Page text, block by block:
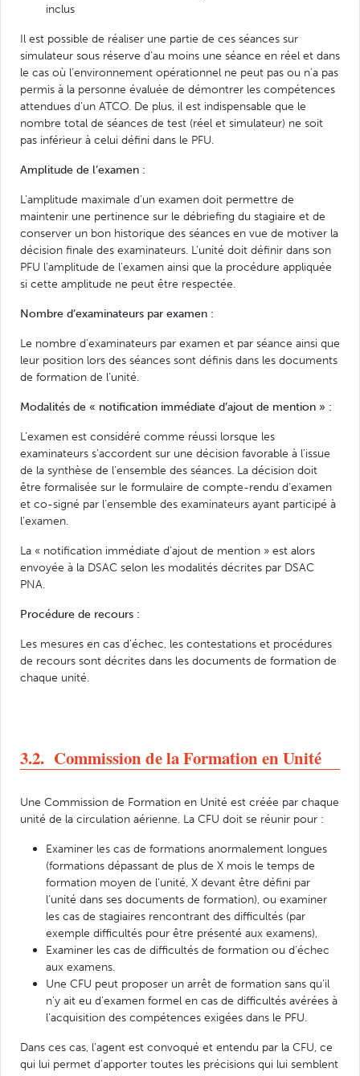
inclus
Il est possible de réaliser une partie de ces séances sur
simulateur sous réserve d’au moins une séance en réel et dans
le cas où l’environnement opérationnel ne peut pas ou n’a pas
permis à la personne évaluée de démontrer les compétences
attendues d’un ATCO. De plus, il est indispensable que le
nombre total de séances de test (réel et simulateur) ne soit
pas inférieur à celui défini dans le PFU.
Amplitude de l’examen :
L’amplitude maximale d’un examen doit permettre de
maintenir une pertinence sur le débriefing du stagiaire et de
conserver un bon historique des séances en vue de motiver la
décision finale des examinateurs. L’unité doit définir dans son
PFU l’amplitude de l’examen ainsi que la procédure appliquée
si cette amplitude ne peut être respectée.
Nombre d’examinateurs par examen :
Le nombre d’examinateurs par examen et par séance ainsi que
leur position lors des séances sont définis dans les documents
de formation de l’unité.
Modalités de « notification immédiate d’ajout de mention » :
L’examen est considéré comme réussi lorsque les
examinateurs s’accordent sur une décision favorable à l’issue
de la synthèse de l’ensemble des séances. La décision doit
être formalisée sur le formulaire de compte-rendu d’examen
et co-signé par l’ensemble des examinateurs ayant participé à
l’examen.
La « notification immédiate d’ajout de mention » est alors
envoyée à la DSAC selon les modalités décrites par DSAC
PNA.
Procédure de recours :
Les mesures en cas d’échec, les contestations et procédures
de recours sont décrites dans les documents de formation de
chaque unité.
3.2. Commission de la Formation en Unité
Une Commission de Formation en Unité est créée par chaque
unité de la circulation aérienne. La CFU doit se réunir pour :
Examiner les cas de formations anormalement longues
(formations dépassant de plus de X mois le temps de
formation moyen de l’unité, X devant être défini par
l’unité dans ses documents de formation), ou examiner
les cas de stagiaires rencontrant des difficultés (par
exemple difficultés pour être présenté aux examens),
Examiner les cas de difficultés de formation ou d’échec
aux examens.
Une CFU peut proposer un arrêt de formation sans qu’il
n’y ait eu d’examen formel en cas de difficultés avérées à
l’acquisition des compétences exigées dans le PFU.
Dans ces cas, l’agent est convoqué et entendu par la CFU, ce
qui lui permet d’apporter toutes les précisions qui lui semblent